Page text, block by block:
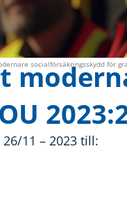
socialförsäkringsskydd för
11 – 2023 till: